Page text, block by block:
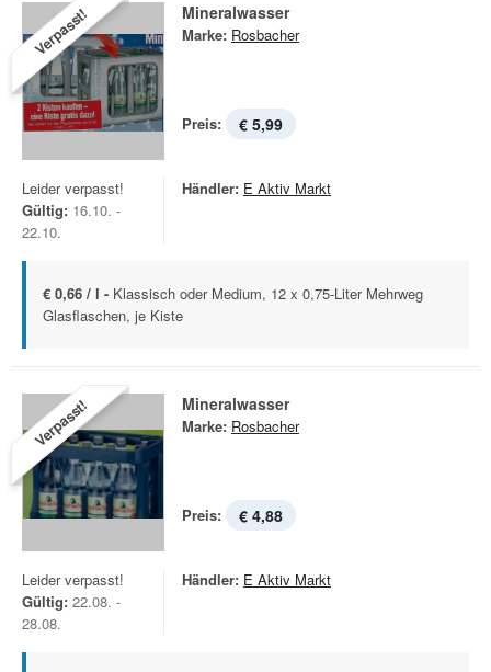
Verpasst! Mineralwasser
Marke: Rosbacher
Preis: € 5,99
Leider verpasst!
Gültig: 16.10. -
22.10.
Händler: E Aktiv Markt
€ 0,66 / l - Klassisch oder Medium, 12 x 0,75-Liter Mehrweg
Glasflaschen, je Kiste  
Verpasst! Mineralwasser
Marke: Rosbacher
Preis: € 4,88
Leider verpasst!
Gültig: 22.08. -
28.08.
Händler: E Aktiv Markt